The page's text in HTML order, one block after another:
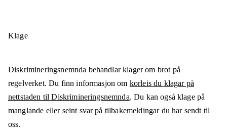
Klage
Diskrimineringsnemnda behandlar klager om brot på
regelverket. Du finn informasjon om korleis du klagar på
nettstaden til Diskrimineringsnemnda. Du kan også klage på
manglande eller seint svar på tilbakemeldingar du har sendt til
oss.